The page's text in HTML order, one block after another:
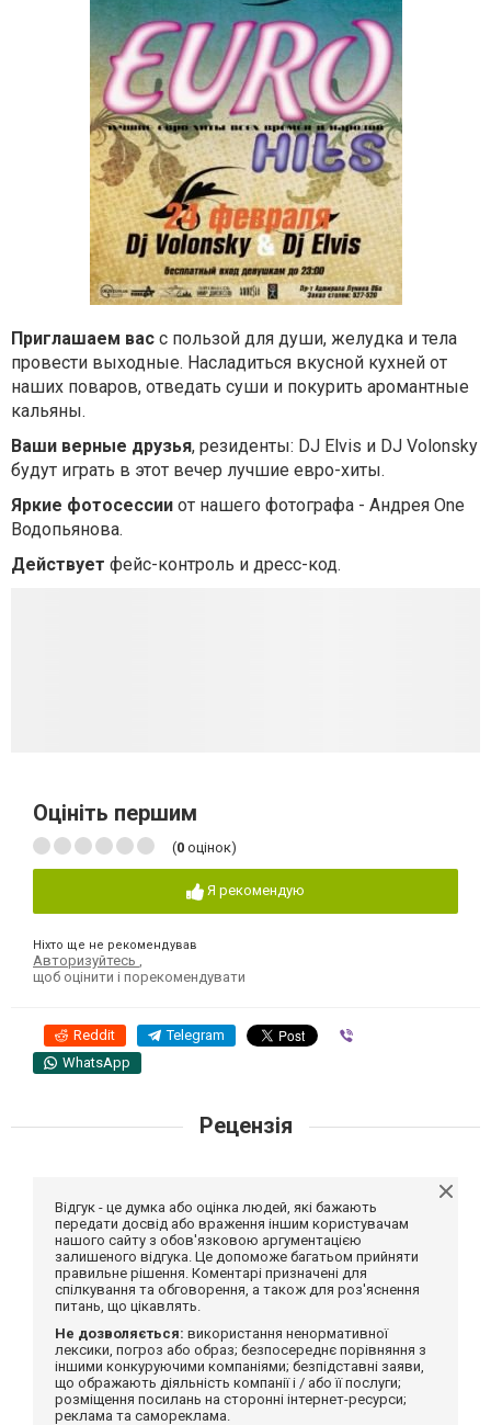
Приглашаем вас с пользой для души, желудка и тела
провести выходные. Насладиться вкусной кухней от
наших поваров, отведать суши и покурить аромантные
кальяны.
Ваши верные друзья, резиденты: DJ Elvis и DJ Volonsky
будут играть в этот вечер лучшие евро-хиты.
Яркие фотосеcсии от нашего фотографа - Андрея One
Водопьянова.
Действует фейс-контроль и дресс-код.
Оцініть першим
(0 оцінок)
Я рекомендую
Ніхто ще не рекомендував
Авторизуйтесь
щоб оцінити і порекомендувати
Reddit Telegram
WhatsApp
Рецензія
Відгук - це думка або оцінка людей, які бажають
передати досвід або враження іншим користувачам
нашого сайту з обов'язковою аргументацією
залишеного відгука. Це допоможе багатьом прийняти
правильне рішення. Коментарі призначені для
спілкування та обговорення, а також для роз'яснення
питань, що цікавлять.
Не дозволяється: використання ненормативної
лексики, погроз або образ; безпосереднє порівняння з
іншими конкуруючими компаніями; безпідставні заяви,
що ображають діяльність компанії і / або її послуги;
розміщення посилань на сторонні інтернет-ресурси;
реклама та самореклама.